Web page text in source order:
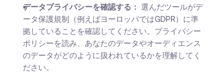
データプライバシーを確認する： 選んだツールがデ
ータ保護規制（例えばヨーロッパではGDPR）に準
拠していることを確認してください。プライバシー
ポリシーを読み、あなたのデータやオーディエンス
のデータがどのように扱われているかを理解してく
ださい。